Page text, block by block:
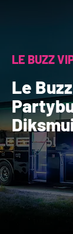
LE BUZZ
Le